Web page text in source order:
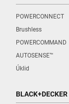
POWERCONNECT
Brushless
POWERCOMMAND
AUTOSENSE™
Úklid
BLACK+DECKER